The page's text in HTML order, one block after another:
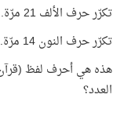
تكرّر حرف الألف 21 مرّة.
تكرّر حرف النون 14 مرّة.
العدد؟